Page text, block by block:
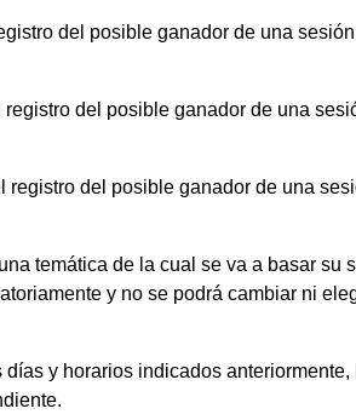
del posible ganador de una
del posible ganador de una
registro del posible ganador de una
temática de la cual se va a basar su
y no se podrá cambiar ni
y horarios indicados anteriormente,